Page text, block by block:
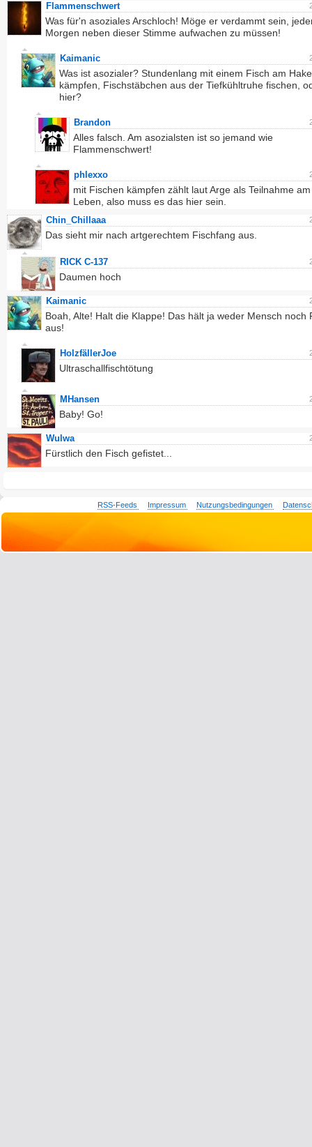
Flammenschwert
Was für'n asoziales Arschloch! Möge er verdammt sein,
Morgen neben dieser Stimme aufwachen zu müssen!
Kaimanic
Was ist asozialer? Stundenlang mit einem Fisch am
kämpfen, Fischstäbchen aus der Tiefkühltruhe fischen,
hier?
Brandon
Alles falsch. Am asozialsten ist so jemand wie
Flammenschwert!
phlexxo
mit Fischen kämpfen zählt laut Arge als Teilnahme
Leben, also muss es das hier sein.
Chin_Chillaaa
Das sieht mir nach artgerechtem Fischfang aus.
RICK C-137
Daumen hoch
Kaimanic
Boah, Alte! Halt die Klappe! Das hält ja weder Mensch noch
aus!
HolzfällerJoe
Ultraschallfischtötung
MHansen
Baby! Go!
Wulwa
Fürstlich den Fisch gefistet...
RSS-Feeds Impressum Nutzungsbedingungen